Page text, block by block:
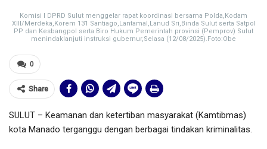
Komisi I DPRD Sulut menggelar rapat koordinasi bersama Polda,Kodam
XIII/Merdeka,Korem 131 Santiago,Lantamal,Lanud Sri,Binda Sulut serta Satpol
PP dan Kesbangpol serta Biro Hukum Pemerintah provinsi (Pemprov) Sulut
menindaklanjuti instruksi gubernur,Selasa (12/08/2025).Foto:Obe
0
Share
SULUT – Keamanan dan ketertiban masyarakat (Kamtibmas)
kota Manado terganggu dengan berbagai tindakan kriminalitas.